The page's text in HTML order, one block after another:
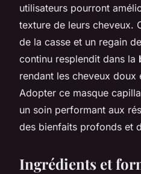
utilisateurs pourront
texture de leurs cheveux.
de la casse et un regain
continu resplendit dans la
rendant les cheveux
Adopter ce masque
un soin performant aux
des bienfaits profonds et
Ingrédients et